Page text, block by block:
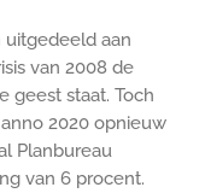
uitgedeeld aan
van 2008 de
geest staat. Toch
2020 opnieuw
Planbureau
van 6 procent.